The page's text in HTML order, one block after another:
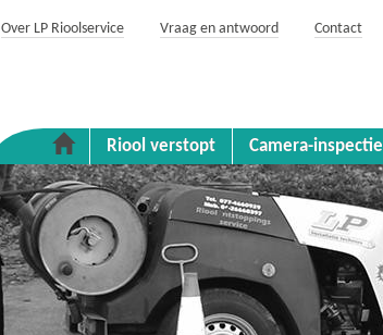
Over LP Rioolservice Vraag en antwoord Contact
Riool verstopt Camera-inspectie